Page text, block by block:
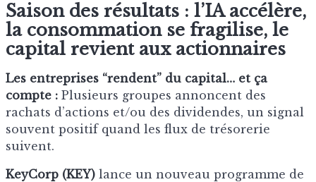
Saison des résultats : l’IA accélère,
la consommation se fragilise, le
capital revient aux actionnaires
Les entreprises “rendent” du capital… et ça
compte : Plusieurs groupes annoncent des
rachats d’actions et/ou des dividendes, un signal
souvent positif quand les flux de trésorerie
suivent.
KeyCorp (KEY) lance un nouveau programme de